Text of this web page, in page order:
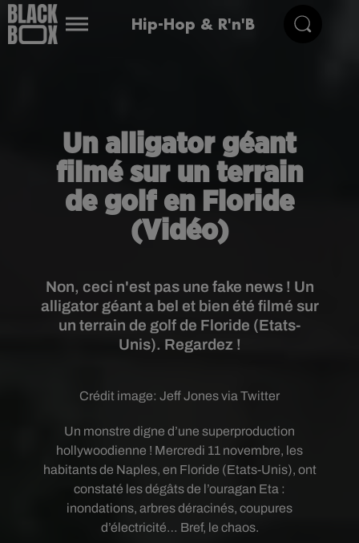
Hip-Hop & R'n'B
Un alligator géant
filmé sur un terrain
de golf en Floride
(Vidéo)
Non, ceci n'est pas une fake news ! Un
alligator géant a bel et bien été filmé sur
un terrain de golf de Floride (Etats-
Unis). Regardez !
Crédit image: Jeff Jones via Twitter
Un monstre digne d’une superproduction
hollywoodienne ! Mercredi 11 novembre, les
habitants de Naples, en Floride (Etats-Unis), ont
constaté les dégâts de l’ouragan Eta :
inondations, arbres déracinés, coupures
d’électricité… Bref, le chaos.